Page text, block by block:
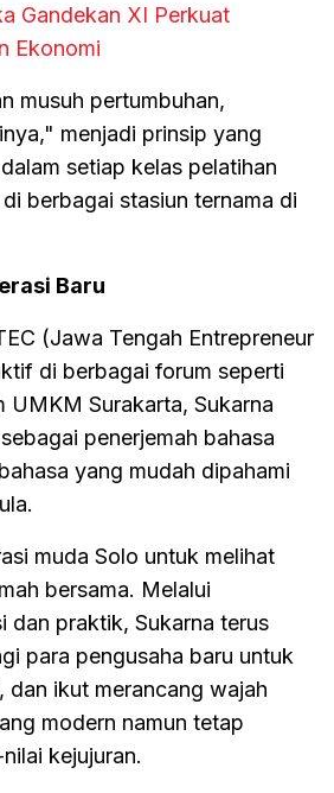
Gandekan XI Perkuat
Ekonomi
musuh pertumbuhan,
menjadi prinsip yang
setiap kelas pelatihan
berbagai stasiun ternama di
Baru
(Jawa Tengah Entrepreneur
di berbagai forum seperti
UMKM Surakarta, Sukarna
penerjemah bahasa
yang mudah dipahami
muda Solo untuk melihat
bersama. Melalui
dan praktik, Sukarna terus
para pengusaha baru untuk
dan ikut merancang wajah
modern namun tetap
kejujuran.